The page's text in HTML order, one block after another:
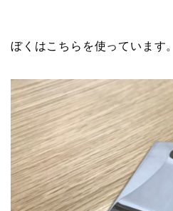
ぼくはこちらを使っています。